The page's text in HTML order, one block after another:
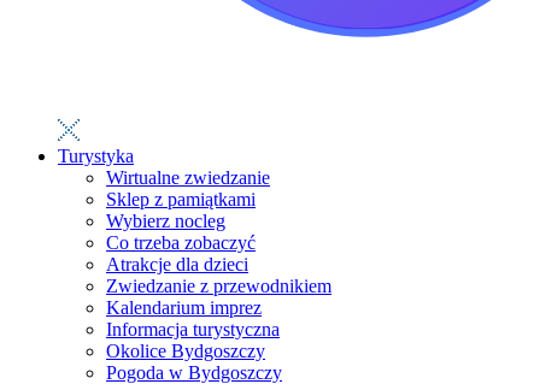
Turystyka
Wirtualne zwiedzanie
Sklep z pamiątkami
Wybierz nocleg
Co trzeba zobaczyć
Atrakcje dla dzieci
Zwiedzanie z przewodnikiem
Kalendarium imprez
Informacja turystyczna
Okolice Bydgoszczy
Pogoda w Bydgoszczy